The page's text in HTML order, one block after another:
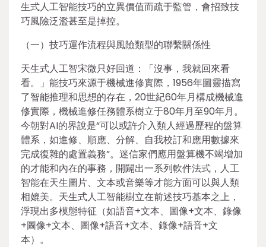
生式人工智能技巧的立異價值而疏于監管，會招致技
巧風險泛濫甚至是掉控。
（一）技巧運作流程與風險類型的聯繫關係性
天生式人工智宋微只好回道：「沒事，我就回來看
看。」能技巧來源于機械進修實際，1956年圖靈描寫
了智能推理和思想的存在，20世紀60年月構成機械進
修實際，機械進修任務體系樹立于80年月至90年月。
今朝對AI的界說是“可以或許介入類人經過歷程的盤算
體系，如進修、順應、分解、自我校訂和應用數據來
完成復雜的處置義務”。迷信家們應用盤算機不竭增加
的才能和內在的事務，開闢出一系列軟件法式，人工
智能在天生圖片、文本或音樂等才能方面可以與人類
相媲美。天生式人工智能樹立在前述技巧基本之上，
浮現出多模態特征（如語音+文本、圖像+文本、錄像
+圖像+文本、圖像+語音+文本、錄像+語音+文
本）。